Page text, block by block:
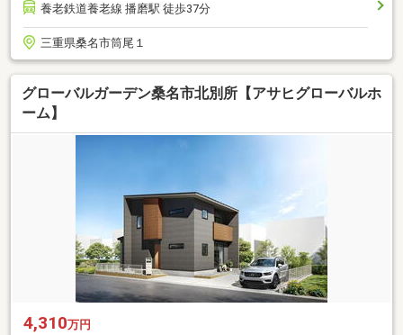
養老鉄道養老線 播磨駅 徒歩37分
三重県桑名市筒尾１
グローバルガーデン桑名市北別所【アサヒグローバルホ
ーム】
4,310万円